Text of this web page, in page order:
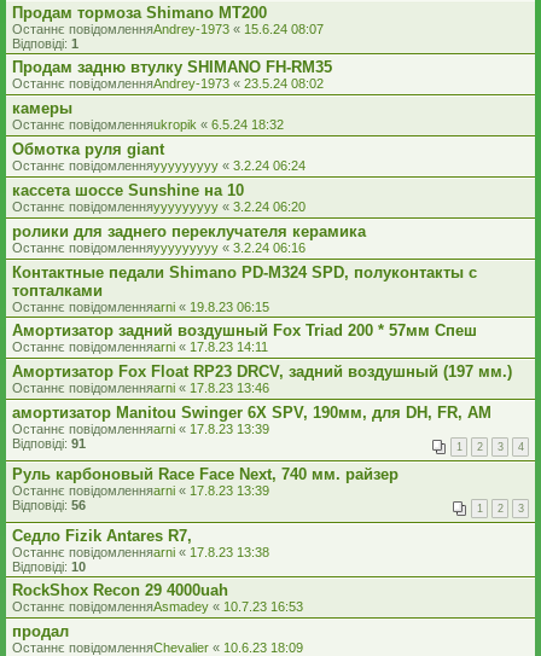
Продам тормоза Shimano MT200
Останнє повідомленняAndrey-1973 « 15.6.24 08:07
Відповіді: 1
Продам задню втулку SHIMANO FH-RM35
Останнє повідомленняAndrey-1973 « 23.5.24 08:02
камеры
Останнє повідомленняukropik « 6.5.24 18:32
Обмотка руля giant
Останнє повідомленняyyyyyyyyy « 3.2.24 06:24
кассета шоссе Sunshine на 10
Останнє повідомленняyyyyyyyyy « 3.2.24 06:20
ролики для заднего переклучателя керамика
Останнє повідомленняyyyyyyyyy « 3.2.24 06:16
Контактные педали Shimano PD-M324 SPD, полуконтакты с
топталками
Останнє повідомленняarni « 19.8.23 06:15
Амортизатор задний воздушный Fox Triad 200 * 57мм Спеш
Останнє повідомленняarni « 17.8.23 14:11
Амортизатор Fox Float RP23 DRCV, задний воздушный (197 мм.)
Останнє повідомленняarni « 17.8.23 13:46
амортизатор Manitou Swinger 6X SPV, 190мм, для DH, FR, AM
Останнє повідомленняarni « 17.8.23 13:39
Відповіді: 91 1 2 3 4
Руль карбоновый Race Face Next, 740 мм. райзер
Останнє повідомленняarni « 17.8.23 13:39
Відповіді: 56 1 2 3
Седло Fizik Antares R7,
Останнє повідомленняarni « 17.8.23 13:38
Відповіді: 10
RockShox Recon 29 4000uah
Останнє повідомленняAsmadey « 10.7.23 16:53
продал
Останнє повідомленняChevalier « 10.6.23 18:09